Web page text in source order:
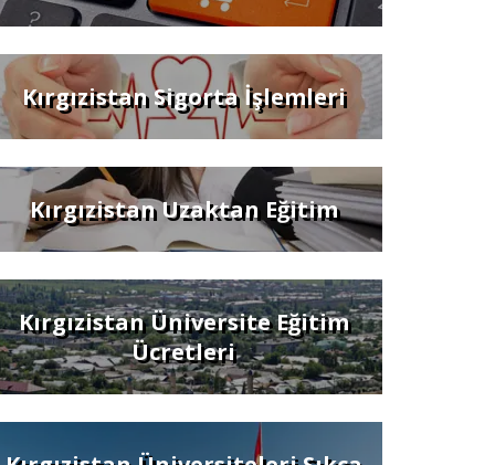
Kırgızistan Sigorta İşlemleri
Kırgızistan Uzaktan Eğitim
Kırgızistan Üniversite Eğitim
Ücretleri